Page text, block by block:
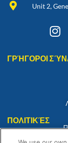
Unit 2,
ΓΡΉΓΟΡΟΙ
ΠΟΛΙΤΙΚΈΣ